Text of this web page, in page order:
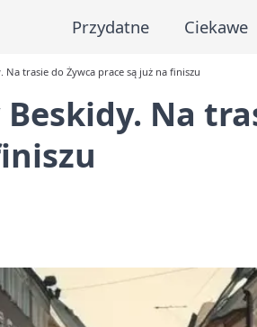
Przydatne Ciekawe
Na trasie do Żywca prace są już na finiszu
Na